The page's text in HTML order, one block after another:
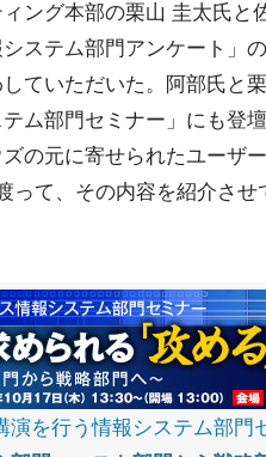
ング本部の栗山 圭太氏
ステム部門アンケート」
ていただいた。阿部氏と
ム部門セミナー」にも登
の元に寄せられたユーザ
って、その内容を紹介させ
演を行う情報システム部門